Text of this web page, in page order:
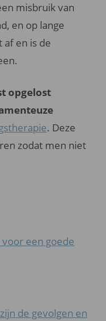
misbruik van
en op lange
en is de
opgelost
. Deze
zodat men niet
een goede
de gevolgen en